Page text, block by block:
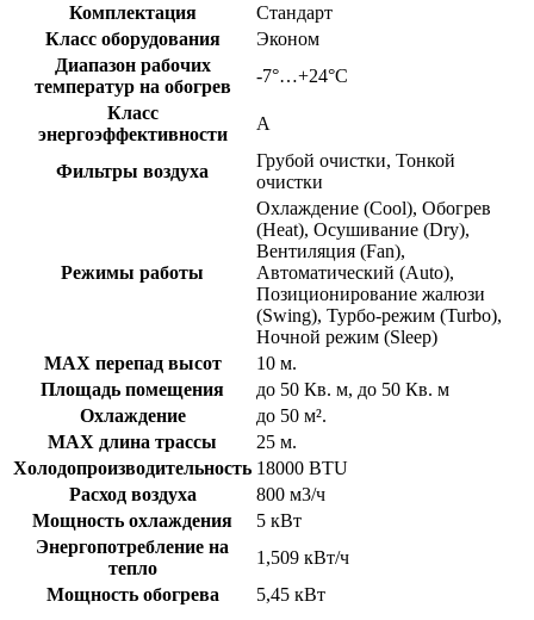
Комплектация
Стандарт
Класс оборудования
Эконом
Диапазон рабочих
температур на обогрев
-7°…+24°C
Класс
энергоэффективности
A
Фильтры воздуха
Грубой очистки, Тонкой
очистки
Режимы работы
Охлаждение (Cool), Обогрев
(Heat), Осушивание (Dry),
Вентиляция (Fan),
Автоматический (Auto),
Позиционирование жалюзи
(Swing), Турбо-режим (Turbo),
Ночной режим (Sleep)
MAX перепад высот
10 м.
Площадь помещения
до 50 Кв. м, до 50 Кв. м
Охлаждение
до 50 м².
MAX длина трассы
25 м.
Холодопроизводительность 18000 BTU
Расход воздуха
800 м3/ч
Мощность охлаждения
5 кВт
Энергопотребление на
тепло
1,509 кВт/ч
Мощность обогрева
5,45 кВт